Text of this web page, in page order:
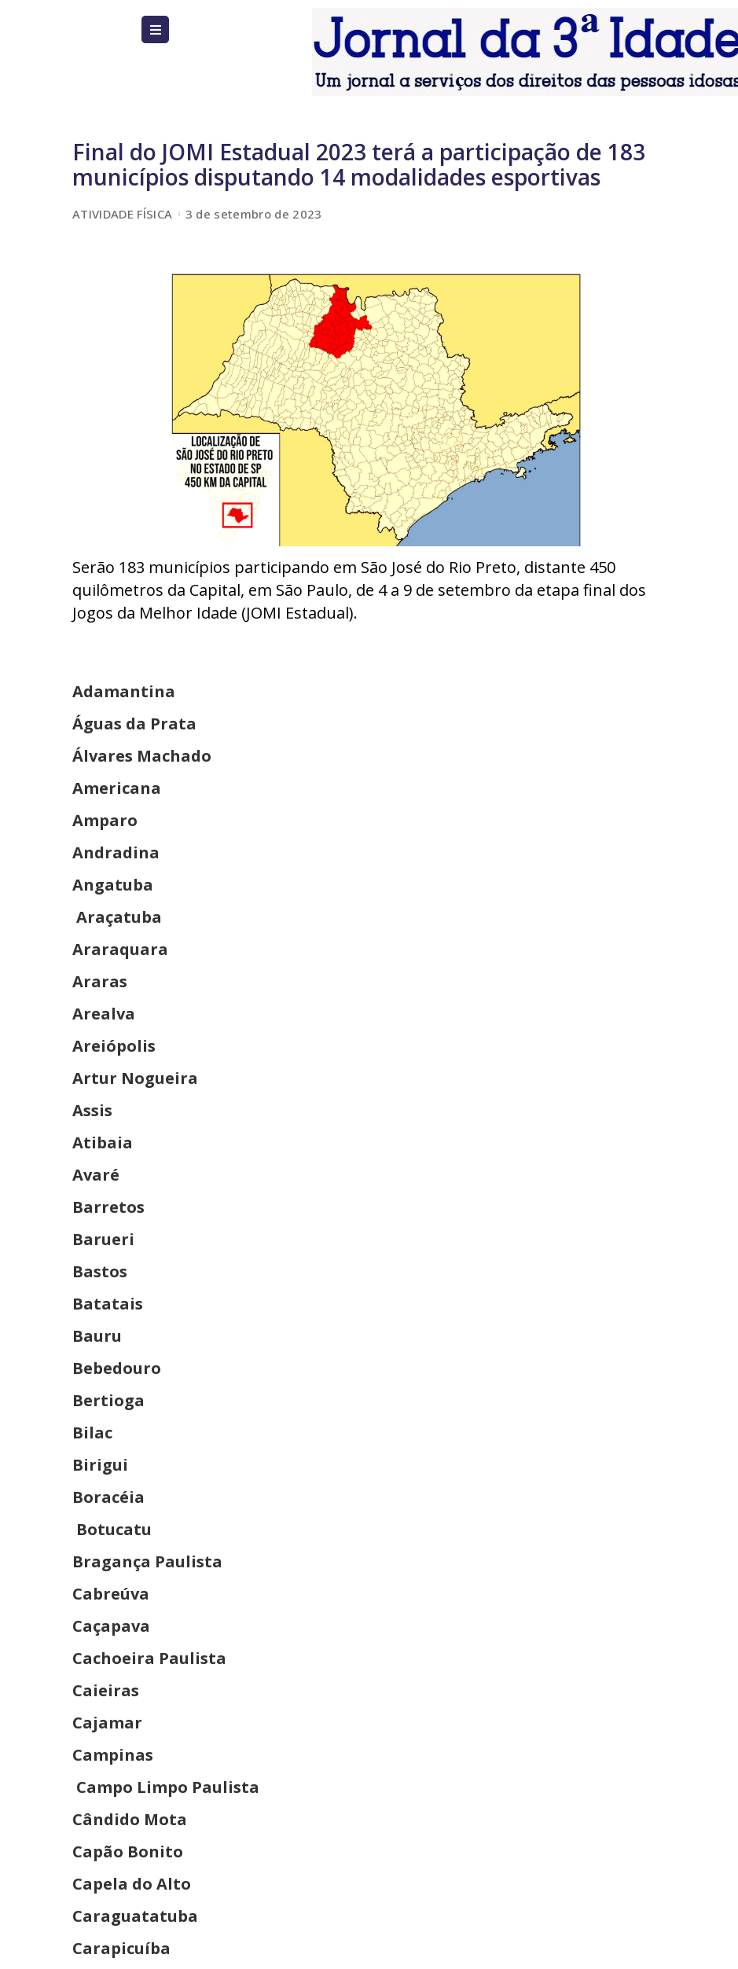
Final do JOMI Estadual 2023 terá a participação de 183
municípios disputando 14 modalidades esportivas
ATIVIDADE FÍSICA 3 de setembro de 2023
Serão 183 municípios participando em São José do Rio Preto, distante 450
quilômetros da Capital, em São Paulo, de 4 a 9 de setembro da etapa final dos
Jogos da Melhor Idade (JOMI Estadual).
Adamantina
Águas da Prata
Álvares Machado
Americana
Amparo
Andradina
Angatuba
Araçatuba
Araraquara
Araras
Arealva
Areiópolis
Artur Nogueira
Assis
Atibaia
Avaré
Barretos
Barueri
Bastos
Batatais
Bauru
Bebedouro
Bertioga
Bilac
Birigui
Boracéia
Botucatu
Bragança Paulista
Cabreúva
Caçapava
Cachoeira Paulista
Caieiras
Cajamar
Campinas
Campo Limpo Paulista
Cândido Mota
Capão Bonito
Capela do Alto
Caraguatatuba
Carapicuíba